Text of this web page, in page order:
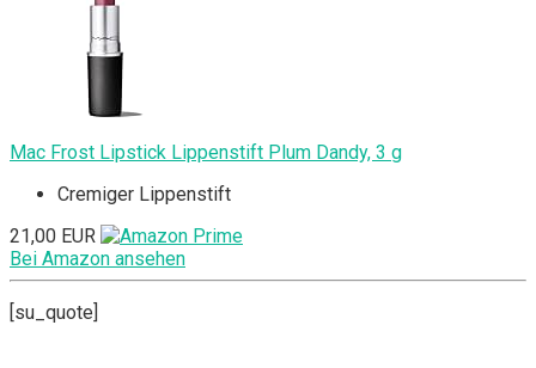
Mac Frost Lipstick Lippenstift Plum Dandy, 3 g
Cremiger Lippenstift
21,00 EUR
Bei Amazon ansehen
[su_quote]